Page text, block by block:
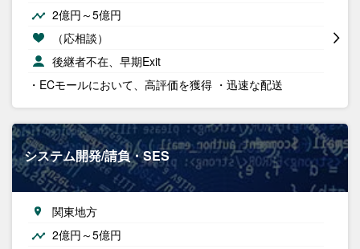
2億円～5億円
（応相談）
後継者不在、早期Exit
・ECモールにおいて、高評価を獲得 ・迅速な配送
システム開発/請負・SES
関東地方
2億円～5億円